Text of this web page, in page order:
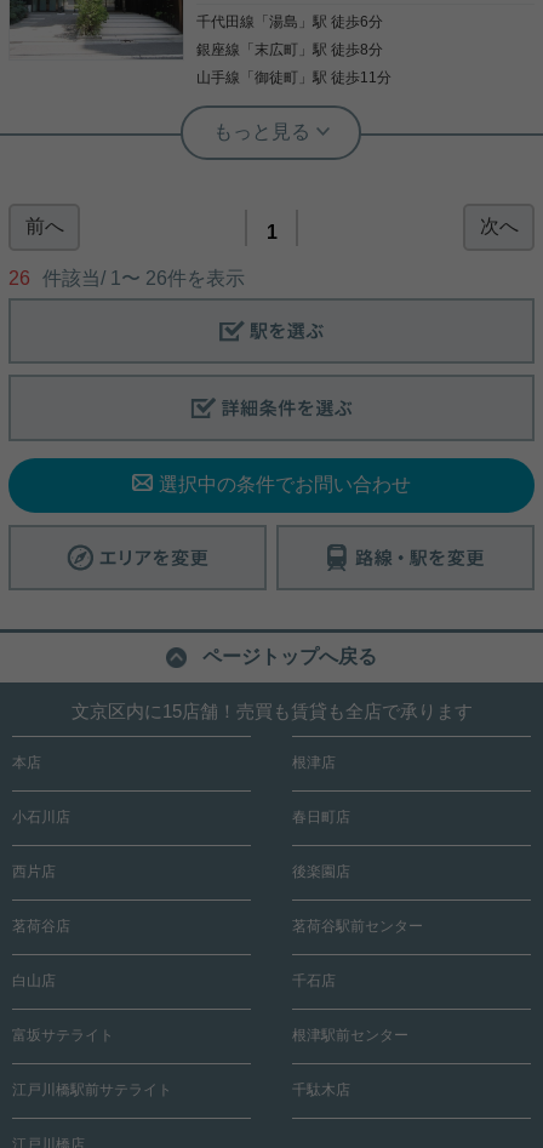
千代田線 「湯島 」駅 徒歩6分
銀座線 「 末広町 」駅 徒歩8分
山手線 「御徒町 」駅 徒歩11分
実用春日ホーム 本店 砂子-
千代田線 湯島駅 徒歩2分！インター
2015年12月築、鉄筋コンクリート造地上１０階建て
り徒歩6分です。 大通りより中に入った閑静な立地
で住環境良好です。 オートロック、ＴＶモニター付
ュリティ良好です。 インターネット使用料無料！ 駐
広がります。 是非お問い合わせください。
詳細を見る
前へ 1 次へ
26 件該当/ 1 〜 26件を表示
選択中の条件でお問い合わせ
ページトップへ戻る
文京区内に15店舗！売買も賃貸も全店で承ります
本店 根津店
小石川店 春日町店
西片店 後楽園店
茗荷谷店 茗荷谷駅前センター
白山店 千石店
富坂サテライト 根津駅前センター
江戸川橋駅前サテライト 千駄木店